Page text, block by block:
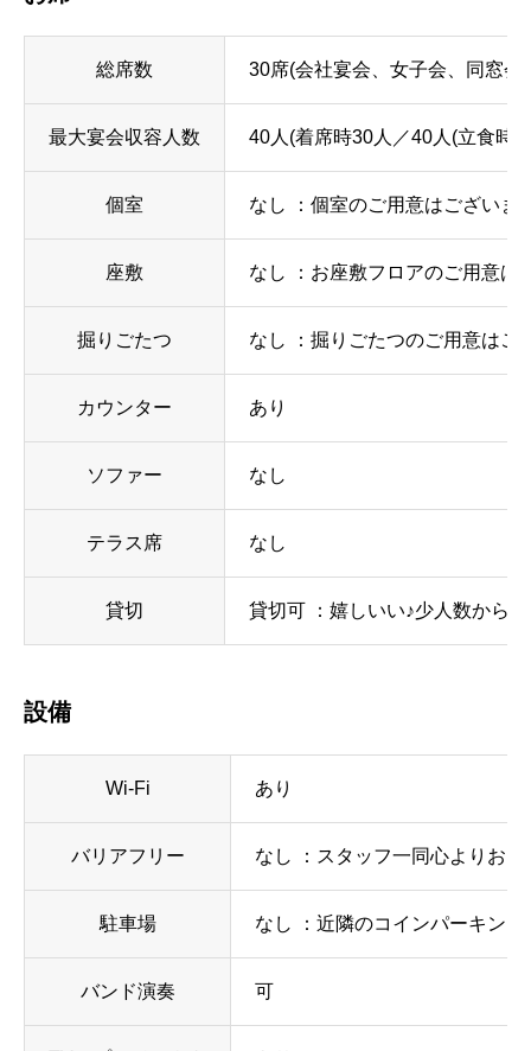
総席数 30席(会社宴会、女子会、同窓
最大宴会収容人数 40人(着席時30人／40人(立食
個室 なし ：個室のご用意はございま
座敷 なし ：お座敷フロアのご用意は
掘りごたつ なし ：掘りごたつのご用意はご
カウンター あり
ソファー なし
テラス席 なし
貸切 貸切可 ：嬉しいい♪少人数から
設備
Wi-Fi あり
バリアフリー なし ：スタッフ一同心よりお
駐車場 なし ：近隣のコインパーキン
バンド演奏 可